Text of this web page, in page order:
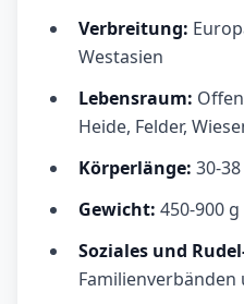
Verbreitung:
Westasien
Lebensraum:
Heide, Felder,
Körperlänge: 30-
Gewicht: 450-900 g
Soziales und